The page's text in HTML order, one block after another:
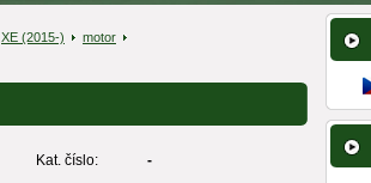
XE (2015-)
motor
Kat. číslo: -